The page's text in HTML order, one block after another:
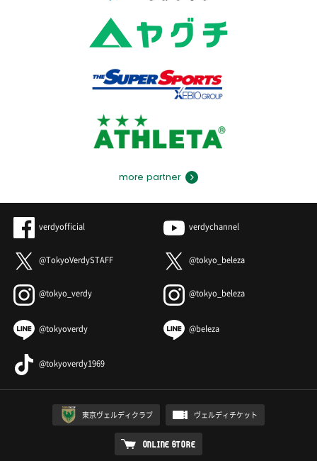
more partner
verdyofficial verdychannel
@TokyoVerdySTAFF @tokyo_beleza
@tokyo_verdy @tokyo_beleza
@tokyoverdy @beleza
@tokyoverdy1969
東京ヴェルディクラブ ヴェルディチケット
ONLINE STORE